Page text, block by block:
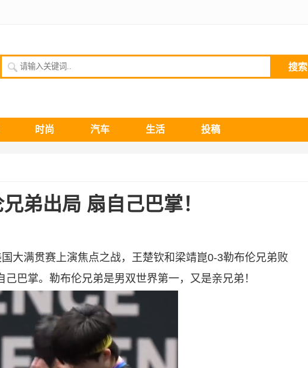
请输入关键词 搜索
时尚 汽车 生活 投稿
弟出局 扇自己巴掌！
大满贯赛上演焦点之战，王楚钦和梁靖崑0-3勒布伦兄弟败
巴掌。勒布伦兄弟是男双世界第一，又是亲兄弟！